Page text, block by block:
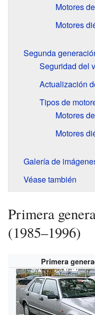
Motores
Motores
Segunda
Seguridad del
Actualización
Tipos de
Motores
Motores
Galería de
Véase también
Primera
(1985–1996)
Primera